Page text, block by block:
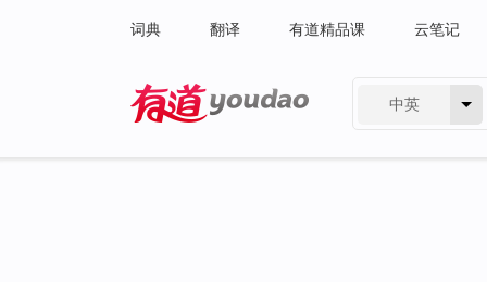
词典 翻译 有道精品课 云笔记
中英